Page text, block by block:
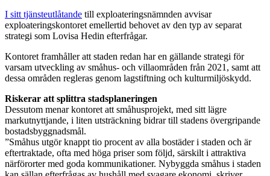
I sitt tjänsteutlåtande till exploateringsnämnden avvisar
exploateringskontoret emellertid behovet av den typ av separat
strategi som Lovisa Hedin efterfrågar.
Kontoret framhåller att staden redan har en gällande strategi för
varsam utveckling av småhus- och villaområden från 2021, samt att
dessa områden regleras genom lagstiftning och kulturmiljöskydd.
Riskerar att splittra stadsplaneringen
Dessutom menar kontoret att småhusprojekt, med sitt lägre
markutnyttjande, i liten utsträckning bidrar till stadens övergripande
bostadsbyggnadsmål.
”Småhus utgör knappt tio procent av alla bostäder i staden och är
eftertraktade, ofta med höga priser som följd, särskilt i attraktiva
närförorter med goda kommunikationer. Nybyggda småhus i staden